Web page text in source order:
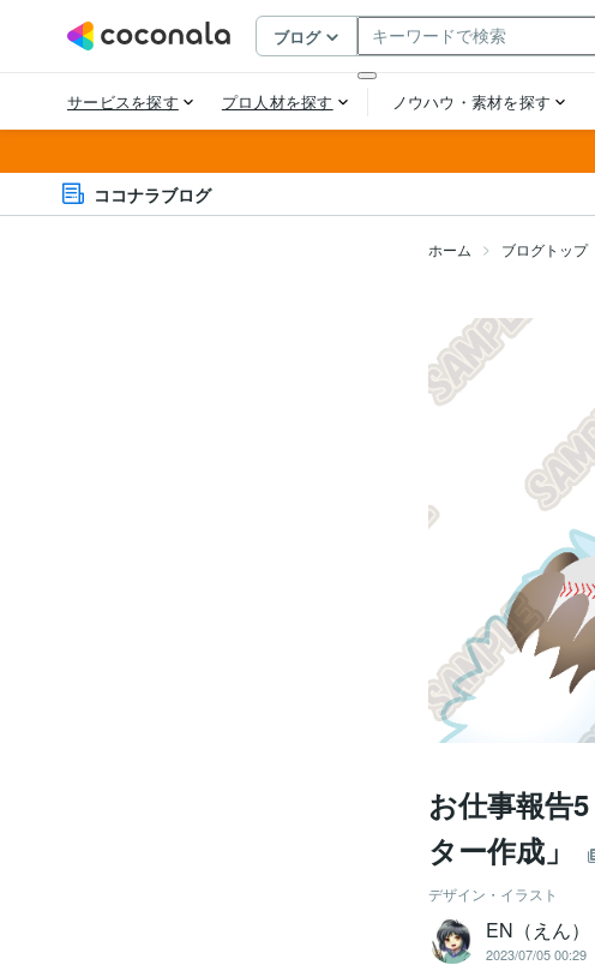
ココナラブログ
ホーム ブログトップ
お仕事報告
ター作成」
デザイン・イラスト
EN（えん
2023/07/05 00:29